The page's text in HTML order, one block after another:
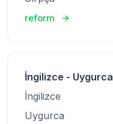
reform
İngilizce - Uygurca
İngilizce
Uygurca